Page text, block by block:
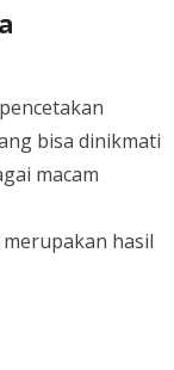
bisa dinikmati
macam
hasil